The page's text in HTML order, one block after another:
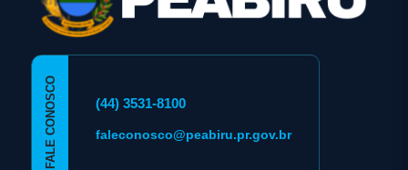
FALE CONOSCO (44) 3531-8100
faleconosco@peabiru.pr.gov.br